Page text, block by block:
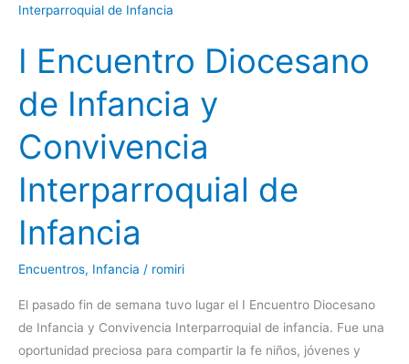
I Encuentro Diocesano
de Infancia y
Convivencia
Interparroquial de
Infancia
Encuentros, Infancia / romiri
El pasado fin de semana tuvo lugar el I Encuentro Diocesano
de Infancia y Convivencia Interparroquial de infancia. Fue una
oportunidad preciosa para compartir la fe niños, jóvenes y
Encuentro
de
Infancia
y
Interparroquial
Infancia